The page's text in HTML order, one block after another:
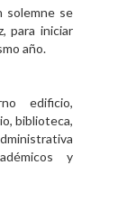
solemne se
para iniciar
año.
edificio,
biblioteca,
y